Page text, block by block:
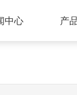
中心 产